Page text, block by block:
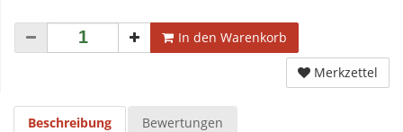
In den Warenkorb
Merkzettel
Beschreibung Bewertungen